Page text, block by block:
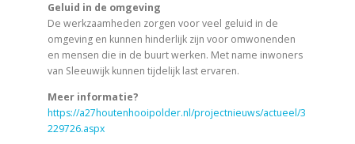
Geluid in de omgeving
De werkzaamheden zorgen voor veel geluid in de
omgeving en kunnen hinderlijk zijn voor omwonenden
en mensen die in de buurt werken. Met name inwoners
van Sleeuwijk kunnen tijdelijk last ervaren.
Meer informatie?
https://a27houtenhooipolder.nl/projectnieuws/actueel/3
229726.aspx